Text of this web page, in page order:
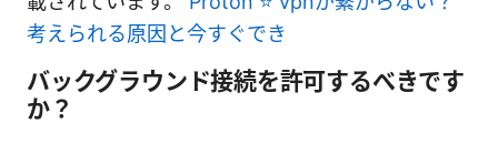
考えられる原因と今すぐでき
バックグラウンド接続を許可するべきです
か？